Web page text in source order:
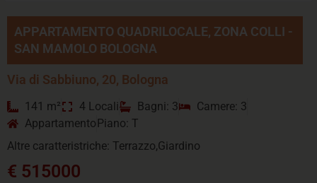
APPARTAMENTO QUADRILOCALE, ZONA COLLI -
SAN MAMOLO BOLOGNA
Via di Sabbiuno, 20, Bologna
141 m² 4 Locali Bagni: 3
Camere: 3
Appartamento Piano: T
Altre caratteristriche: Terrazzo,Giardino
€ 515000